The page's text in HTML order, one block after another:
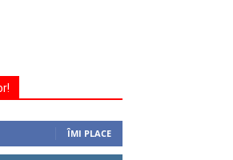
ÎMI PLACE